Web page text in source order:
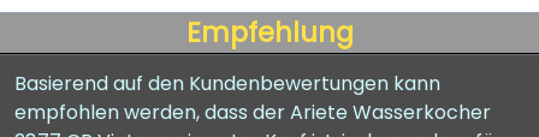
Empfehlung
Basierend auf den Kundenbewertungen kann
empfohlen werden, dass der Ariete Wasserkocher